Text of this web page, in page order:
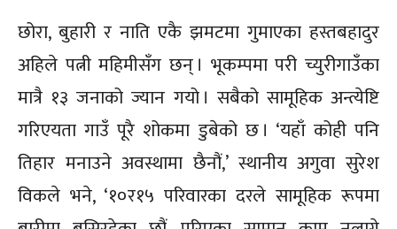
छोरा, बुहारी र नाति एकै झमटमा गुमाएका हस्तबहादुर
अहिले पत्नी महिमीसँग छन् । भूकम्पमा परी च्युरीगाउँका
मात्रै १३ जनाको ज्यान गयो । सबैको सामूहिक अन्त्येष्टि
गरिएयता गाउँ पूरै शोकमा डुबेको छ । ‘यहाँ कोही पनि
तिहार मनाउने अवस्थामा छैनौं,’ स्थानीय अगुवा सुरेश
विकले भने, ‘१०र१५ परिवारका दरले सामूहिक रूपमा